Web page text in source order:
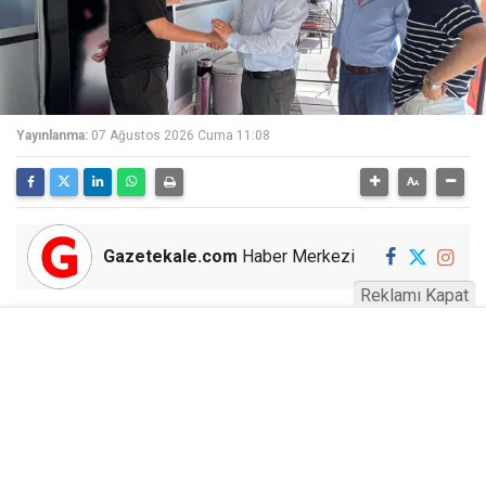
Yayınlanma: 07 Ağustos 2026 Cuma 11:08
Gazetekale.com Haber Merkezi
Reklamı Kapat